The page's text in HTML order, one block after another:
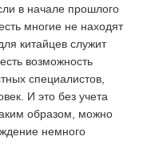
в начале прошлого
многие не находят
китайцев служит
возможность
специалистов,
И это без учета
образом, можно
немного